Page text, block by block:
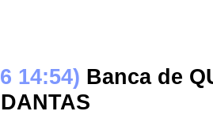
14:54) Banca de